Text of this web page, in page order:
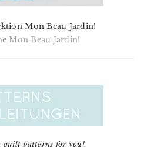
Mon Beau Jardin!
Mon Beau Jardin!
quilt patterns for you!